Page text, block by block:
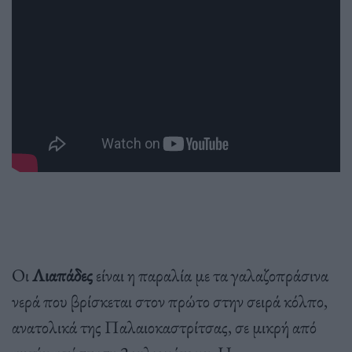
ΟιΛιαπάδεςείναι η παραλία με τα γαλαζοπράσινα
νερά που βρίσκεται στον πρώτο στην σειρά κόλπο,
ανατολικά της Παλαιοκαστρίτσας, σε μικρή από